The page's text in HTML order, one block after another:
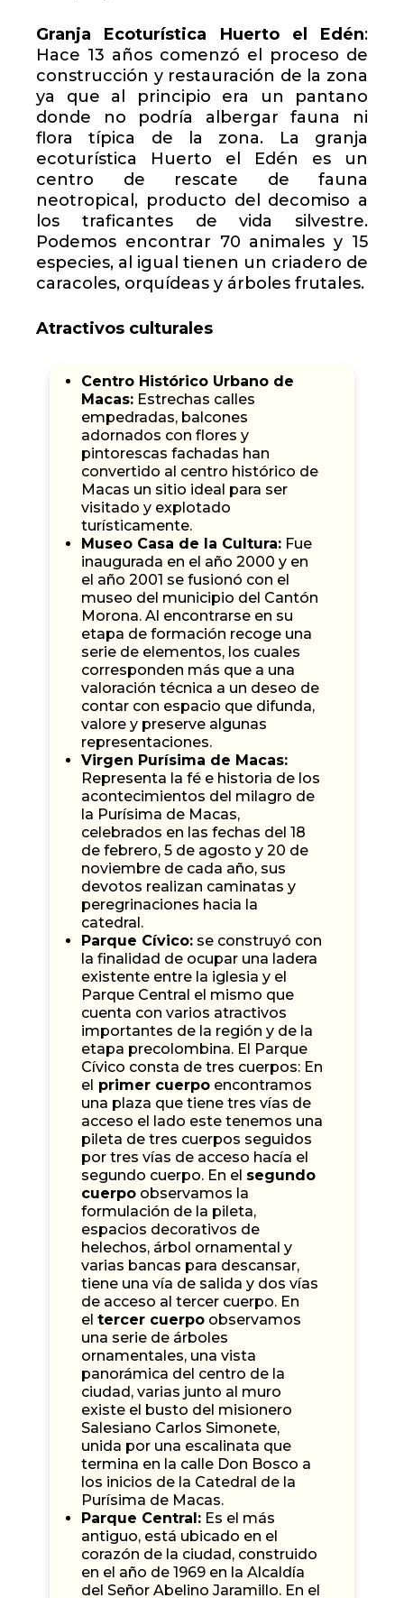
Granja Ecoturística Huerto el Edén:
Hace 13 años comenzó el proceso de
construcción y restauración de la zona
ya que al principio era un pantano
donde no podría albergar fauna ni
flora típica de la zona. La granja
ecoturística Huerto el Edén es un
centro de rescate de fauna
neotropical, producto del decomiso a
los traficantes de vida silvestre.
Podemos encontrar 70 animales y 15
especies, al igual tienen un criadero de
caracoles, orquídeas y árboles frutales.
Atractivos culturales
Centro Histórico Urbano de
Macas: Estrechas calles
empedradas, balcones
adornados con flores y
pintorescas fachadas han
convertido al centro histórico de
Macas un sitio ideal para ser
visitado y explotado
turísticamente.
Museo Casa de la Cultura: Fue
inaugurada en el año 2000 y en
el año 2001 se fusionó con el
museo del municipio del Cantón
Morona. Al encontrarse en su
etapa de formación recoge una
serie de elementos, los cuales
corresponden más que a una
valoración técnica a un deseo de
contar con espacio que difunda,
valore y preserve algunas
representaciones.
Virgen Purísima de Macas:
Representa la fé e historia de los
acontecimientos del milagro de
la Purísima de Macas,
celebrados en las fechas del 18
de febrero, 5 de agosto y 20 de
noviembre de cada año, sus
devotos realizan caminatas y
peregrinaciones hacia la
catedral.
Parque Cívico: se construyó con
la finalidad de ocupar una ladera
existente entre la iglesia y el
Parque Central el mismo que
cuenta con varios atractivos
importantes de la región y de la
etapa precolombina. El Parque
Cívico consta de tres cuerpos: En
el primer cuerpo encontramos
una plaza que tiene tres vías de
acceso el lado este tenemos una
pileta de tres cuerpos seguidos
por tres vías de acceso hacía el
segundo cuerpo. En el segundo
cuerpo observamos la
formulación de la pileta,
espacios decorativos de
helechos, árbol ornamental y
varias bancas para descansar,
tiene una vía de salida y dos vías
de acceso al tercer cuerpo. En
el tercer cuerpo observamos
una serie de árboles
ornamentales, una vista
panorámica del centro de la
ciudad, varias junto al muro
existe el busto del misionero
Salesiano Carlos Simonete,
unida por una escalinata que
termina en la calle Don Bosco a
los inicios de la Catedral de la
Purísima de Macas.
Parque Central: Es el más
antiguo, está ubicado en el
corazón de la ciudad, construido
en el año de 1969 en la Alcaldía
del Señor Abelino Jaramillo. En el